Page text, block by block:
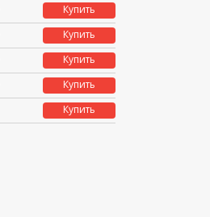
Купить
Купить
Купить
Купить
Купить